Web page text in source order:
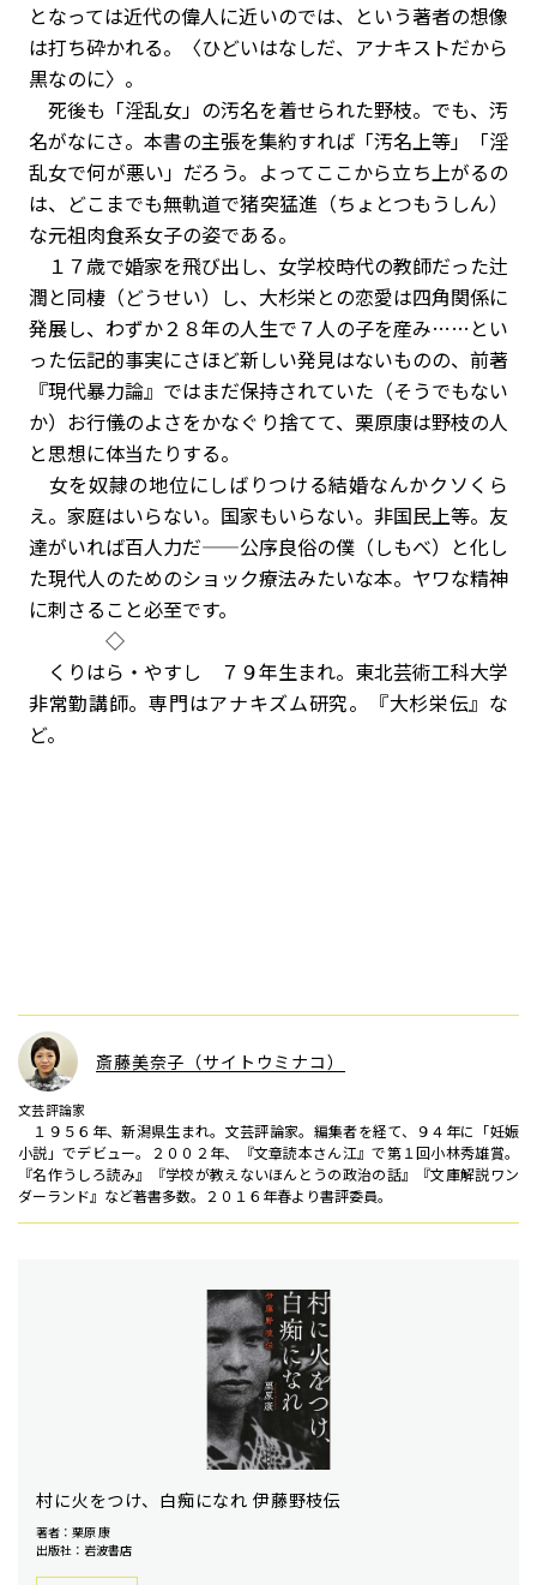
となっては近代の偉人に近いのでは、という著者の想像
は打ち砕かれる。〈ひどいはなしだ、アナキストだから
黒なのに〉。
死後も「淫乱女」の汚名を着せられた野枝。でも、汚
名がなにさ。本書の主張を集約すれば「汚名上等」「淫
乱女で何が悪い」だろう。よってここから立ち上がるの
は、どこまでも無軌道で猪突猛進（ちょとつもうしん）
な元祖肉食系女子の姿である。
１７歳で婚家を飛び出し、女学校時代の教師だった辻
潤と同棲（どうせい）し、大杉栄との恋愛は四角関係に
発展し、わずか２８年の人生で７人の子を産み……とい
った伝記的事実にさほど新しい発見はないものの、前著
『現代暴力論』ではまだ保持されていた（そうでもない
か）お行儀のよさをかなぐり捨てて、栗原康は野枝の人
と思想に体当たりする。
女を奴隷の地位にしばりつける結婚なんかクソくら
え。家庭はいらない。国家もいらない。非国民上等。友
達がいれば百人力だ——公序良俗の僕（しもべ）と化し
た現代人のためのショック療法みたいな本。ヤワな精神
に刺さること必至です。
◇
くりはら・やすし ７９年生まれ。東北芸術工科大学
非常勤講師。専門はアナキズム研究。『大杉栄伝』な
ど。
斎藤美奈子（サイトウミナコ）
文芸評論家
１９５６年、新潟県生まれ。文芸評論家。編集者を経て、９４年に「妊娠
小説」でデビュー。２００２年、『文章読本さん江』で第１回小林秀雄賞。
『名作うしろ読み』『学校が教えないほんとうの政治の話』『文庫解説ワン
ダーランド』など著書多数。２０１６年春より書評委員。
村に火をつけ、白痴になれ 伊藤野枝伝
著者：栗原 康
出版社：岩波書店